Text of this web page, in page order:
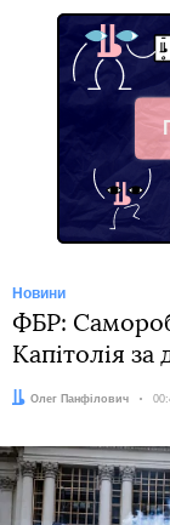
Новини
ФБР:
Капітолія
Автор:
Олег Панфілович